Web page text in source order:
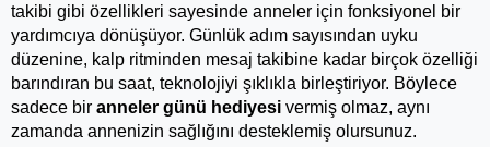
takibi gibi özellikleri sayesinde anneler için fonksiyonel bir
yardımcıya dönüşüyor. Günlük adım sayısından uyku
düzenine, kalp ritminden mesaj takibine kadar birçok özelliği
barındıran bu saat, teknolojiyi şıklıkla birleştiriyor. Böylece
sadece bir anneler günü hediyesi vermiş olmaz, aynı
zamanda annenizin sağlığını desteklemiş olursunuz.